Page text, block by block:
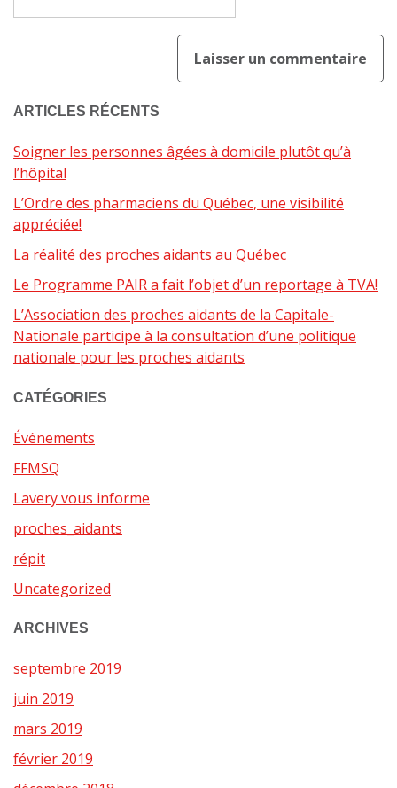
ARTICLES RÉCENTS
Soigner les personnes âgées à domicile plutôt qu’à
l’hôpital
L’Ordre des pharmaciens du Québec, une visibilité
appréciée!
La réalité des proches aidants au Québec
Le Programme PAIR a fait l’objet d’un reportage à TVA!
L’Association des proches aidants de la Capitale-
Nationale participe à la consultation d’une politique
nationale pour les proches aidants
CATÉGORIES
Événements
FFMSQ
Lavery vous informe
proches_aidants
répit
Uncategorized
ARCHIVES
septembre 2019
juin 2019
mars 2019
février 2019